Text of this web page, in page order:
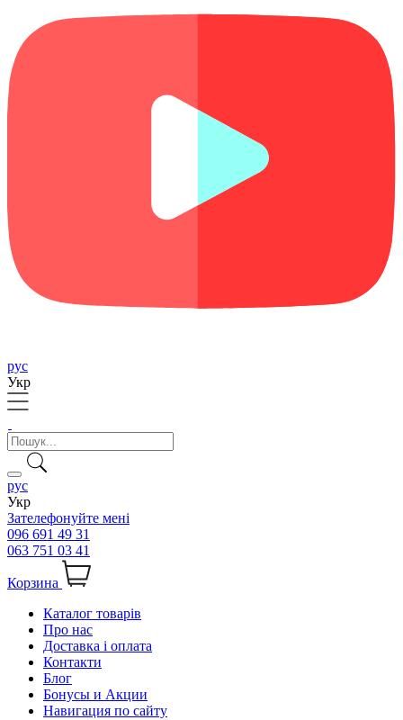
рус
Укр
рус
Укр
Зателефонуйте мені
096 691 49 31
063 751 03 41
Корзина
Каталог товарів
Про нас
Доставка і оплата
Контакти
Блог
Бонусы и Акции
Навигация по сайту